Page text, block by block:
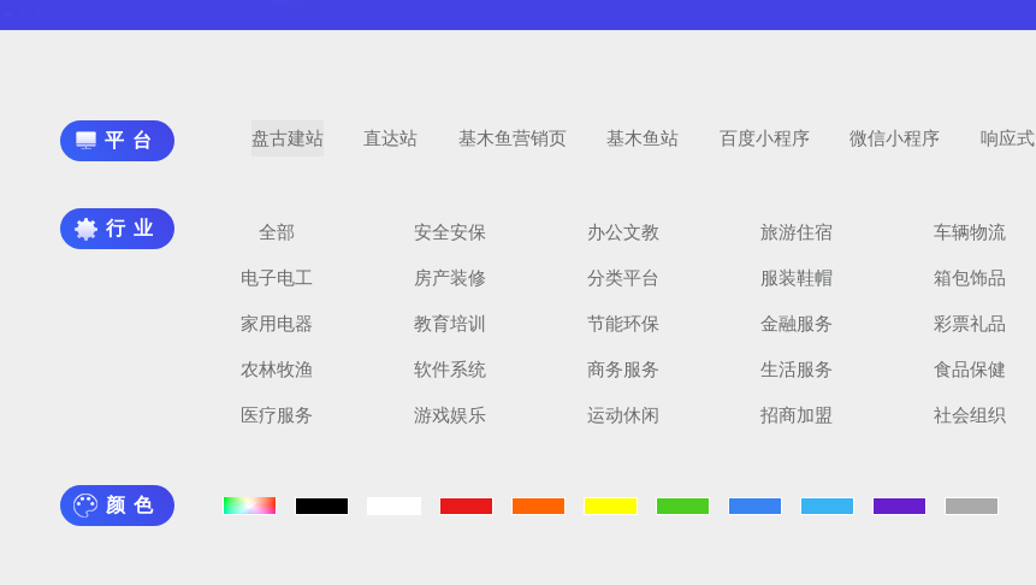
平台 盘古建站 直达站 基木鱼营销页 基木鱼站 百度小程序 微信小程序 响应式
行业 全部 安全安保 办公文教 旅游住宿 车辆物流
电子电工
房产装修 分类平台 服装鞋帽 箱包饰品
家用电器
教育培训 节能环保 金融服务 彩票礼品
农林牧渔
软件系统 商务服务 生活服务 食品保健
医疗服务
游戏娱乐 运动休闲 招商加盟 社会组织
颜色